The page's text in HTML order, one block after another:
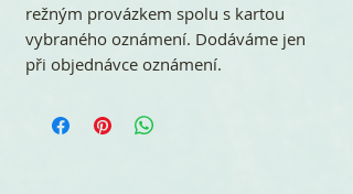
režným provázkem spolu s kartou
vybraného oznámení. Dodáváme jen
při objednávce oznámení.